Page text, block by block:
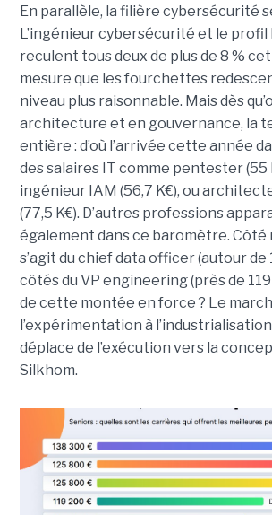
En parallèle, la filière cybersécurité
L’ingénieur cybersécurité et le profil
reculent tous deux de plus de 8 %
mesure que les fourchettes
niveau plus raisonnable. Mais dès
architecture et en gouvernance, la
entière : d’où l’arrivée cette année
des salaires IT comme pentester (55
ingénieur IAM (56,7 K€), ou
(77,5 K€). D’autres professions
également dans ce baromètre. Côté
s’agit du chief data officer (autour de
côtés du VP engineering (près de
de cette montée en force ? Le
l’expérimentation à
déplace de l’exécution vers la
Silkhom.